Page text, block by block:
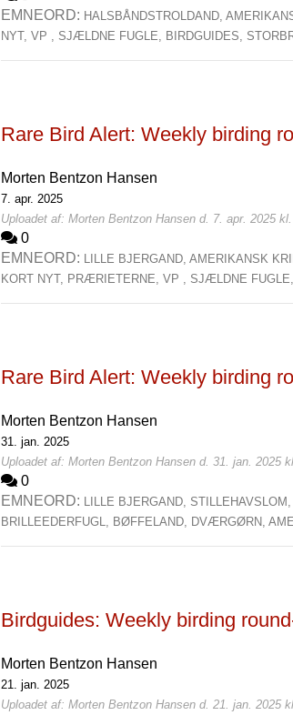
EMNEORD: HALSBÅNDSTROLDAND,
NYT,VP , SJÆLDNE FUGLE, BIRDGUIDES,
Rare Bird Alert: Weekly birding
Morten Bentzon Hansen
7. apr. 2025
Uploadet af: Morten Bentzon Hansen d. 7. apr. 2025
0
EMNEORD: LILLE BJERGAND,AMERIKANSK
KORT NYT, PRÆRIETERNE,VP , SJÆLDNE FUGLE,
Rare Bird Alert: Weekly birding
Morten Bentzon Hansen
31. jan. 2025
Uploadet af: Morten Bentzon Hansen d. 31. jan. 2025
0
EMNEORD: LILLE BJERGAND, STILLEHAVSLOM,
BRILLEEDERFUGL, BØFFELAND, DVÆRGØRN,
Birdguides: Weekly birding
Morten Bentzon Hansen
21. jan. 2025
Uploadet af: Morten Bentzon Hansen d. 21. jan. 2025